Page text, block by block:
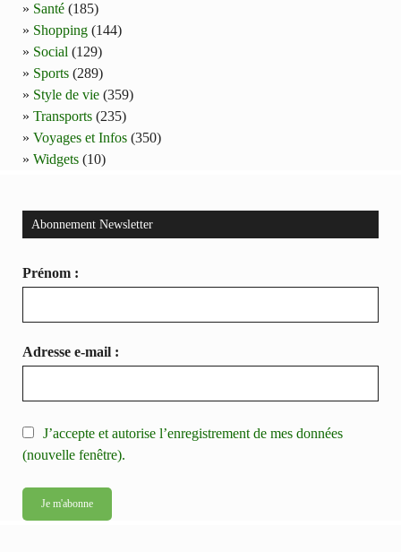
Santé (185)
Shopping (144)
Social (129)
Sports (289)
Style de vie (359)
Transports (235)
Voyages et Infos (350)
Widgets (10)
Abonnement Newsletter
Prénom :
Adresse e-mail :
J’accepte et autorise l’enregistrement de mes données
(nouvelle fenêtre).